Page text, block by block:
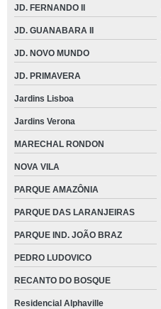
JD. FERNANDO II
JD. GUANABARA II
JD. NOVO MUNDO
JD. PRIMAVERA
Jardins Lisboa
Jardins Verona
MARECHAL RONDON
NOVA VILA
PARQUE AMAZÔNIA
PARQUE DAS LARANJEIRAS
PARQUE IND. JOÃO BRAZ
PEDRO LUDOVICO
RECANTO DO BOSQUE
Residencial Alphaville